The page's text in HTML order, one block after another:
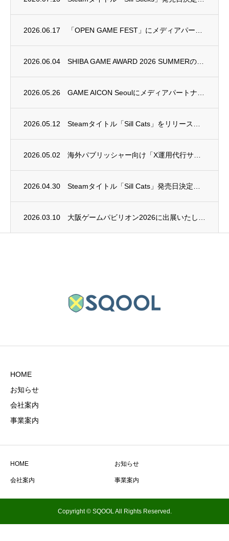
2026.06.17
2026.06.04
2026.05.26
2026.05.12
2026.05.02
2026.04.30
2026.03.10
HOME
お知らせ
会社案内
事業案内
HOME お知らせ
会社案内 事業案内
Copyright © SQOOL All Rights Reserved.